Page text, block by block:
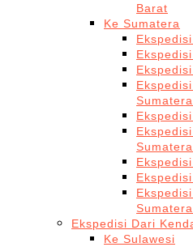
Barat
Ke Sumatera
Ekspedisi Dari
Ke Sulawesi